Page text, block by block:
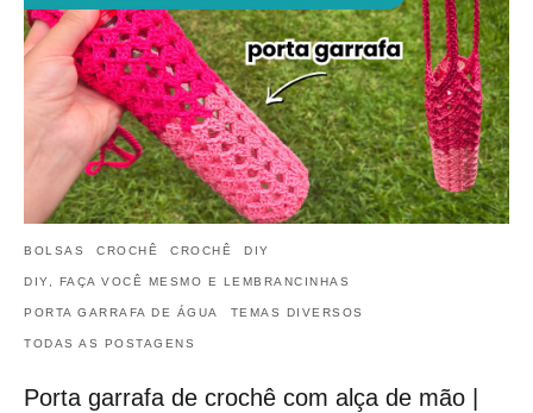
BOLSAS CROCHÊ CROCHÊ DIY
DIY, FAÇA VOCÊ MESMO E LEMBRANCINHAS
PORTA GARRAFA DE ÁGUA TEMAS DIVERSOS
TODAS AS POSTAGENS
Porta garrafa de crochê com alça de mão |